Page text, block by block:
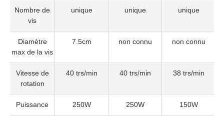
Nombre de
vis
unique unique unique
Diamètre
max de la vis
7.5cm non connu non connu
Vitesse de
rotation
40 trs/min 40 trs/min 38 trs/min
Puissance 250W 250W 150W